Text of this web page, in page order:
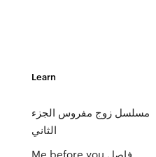
Learn
مسلسل زوج مفروس الجزء
الثاني
Me before you فاصل